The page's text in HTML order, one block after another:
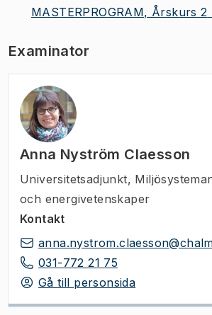
MASTERPROGRAM, Årskurs 2
Examinator
Anna Nyström Claesson
Universitetsadjunkt,
och energivetenskaper
Kontakt
031-772 21 75
Gå till personsida